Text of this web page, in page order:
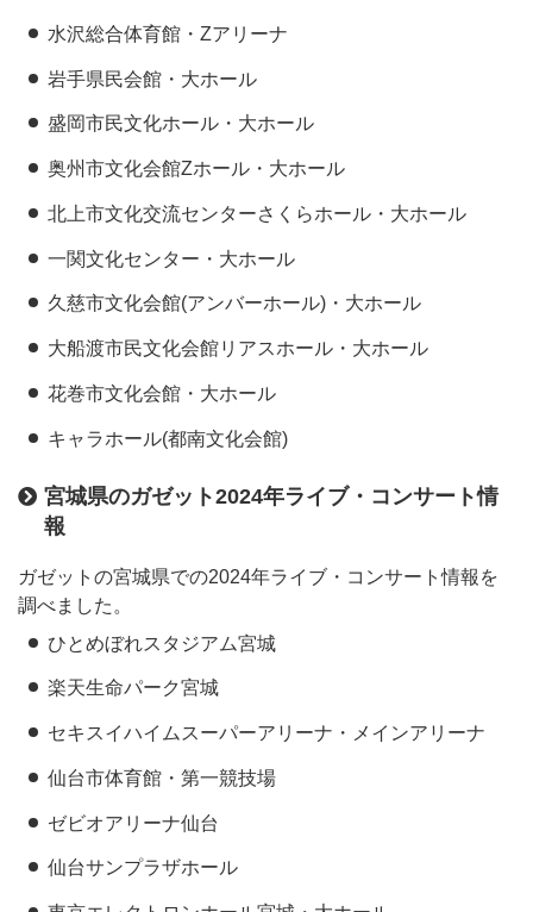
水沢総合体育館・Zアリーナ
岩手県民会館・大ホール
盛岡市民文化ホール・大ホール
奥州市文化会館Zホール・大ホール
北上市文化交流センターさくらホール・大ホール
一関文化センター・大ホール
久慈市文化会館(アンバーホール)・大ホール
大船渡市民文化会館リアスホール・大ホール
花巻市文化会館・大ホール
キャラホール(都南文化会館)
宮城県のガゼット2024年ライブ・コンサート情
報
ガゼットの宮城県での2024年ライブ・コンサート情報を
調べました。
ひとめぼれスタジアム宮城
楽天生命パーク宮城
セキスイハイムスーパーアリーナ・メインアリーナ
仙台市体育館・第一競技場
ゼビオアリーナ仙台
仙台サンプラザホール